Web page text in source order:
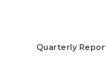
Quarterly